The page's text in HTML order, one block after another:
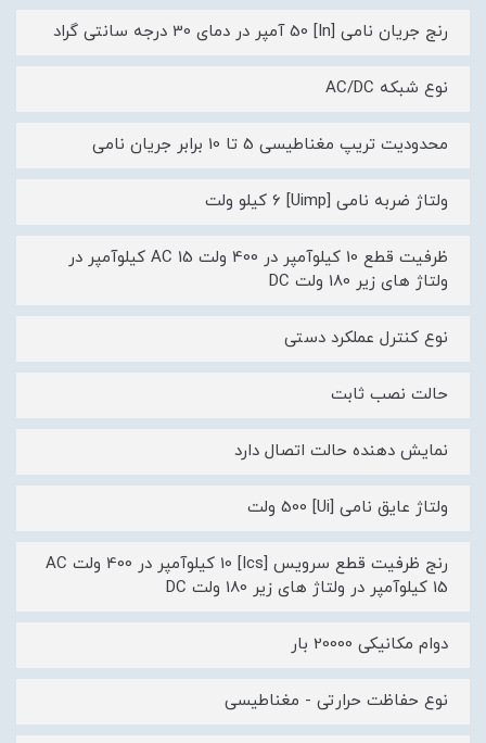
رنج جریان نامی [In] 50 آمپر در دمای 30 درجه سانتی گراد
نوع شبکه AC/DC
محدودیت تریپ مغناطیسی 5 تا 10 برابر جریان نامی
ولتاژ ضربه نامی [Uimp] 6 کیلو ولت
ظرفیت قطع 10 کیلوآمپر در 400 ولت AC 15 کیلوآمپر در
ولتاژ های زیر 180 ولت DC
نوع کنترل عملکرد دستی
حالت نصب ثابت
نمایش دهنده حالت اتصال دارد
ولتاژ عایق نامی [Ui] 500 ولت
رنج ظرفیت قطع سرویس [Ics] 10 کیلوآمپر در 400 ولت AC
15 کیلوآمپر در ولتاژ های زیر 180 ولت DC
دوام مکانیکی 20000 بار
نوع حفاظت حرارتی - مغناطیسی